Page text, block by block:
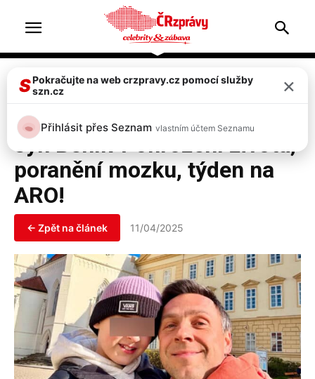
Celebrity
Herec Roman Vojtek: 10letý
syn Beník v ohrožení života,
poranění mozku, týden na
ARO!
← Zpět na článek 11/04/2025
SPokračujte na web crzpravy.cz pomocí služby
szn.cz
×
Přihlásit přes Seznam vlastním účtem Seznamu